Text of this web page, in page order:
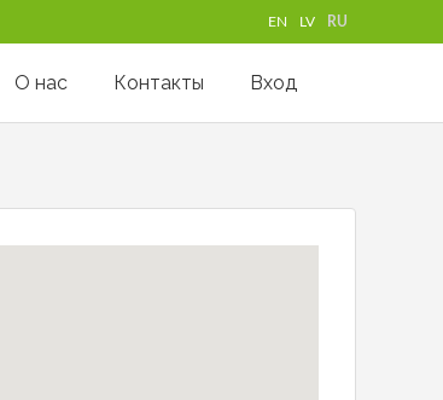
EN LV RU
О нас Контакты Вход